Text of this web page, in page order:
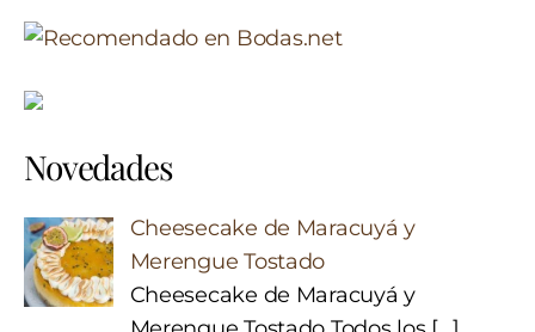
Novedades
Cheesecake de Maracuyá y
Merengue Tostado
Cheesecake de Maracuyá y